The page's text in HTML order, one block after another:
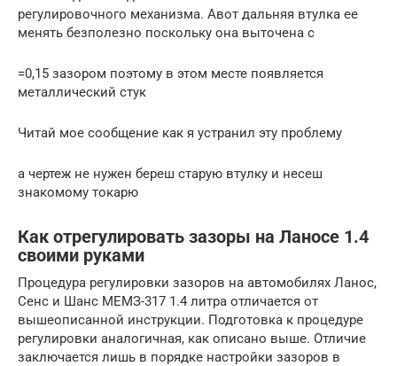
регулировочного механизма. Авот дальняя втулка ее
менять безполезно поскольку она выточена с
=0,15 зазором поэтому в этом месте появляется
металлический стук
Читай мое сообщение как я устранил эту проблему
а чертеж не нужен береш старую втулку и несеш
знакомому токарю
Как отрегулировать зазоры на Ланосе 1.4
своими руками
Процедура регулировки зазоров на автомобилях Ланос,
Сенс и Шанс МЕМЗ-317 1.4 литра отличается от
вышеописанной инструкции. Подготовка к процедуре
регулировки аналогичная, как описано выше. Отличие
заключается лишь в порядке настройки зазоров в